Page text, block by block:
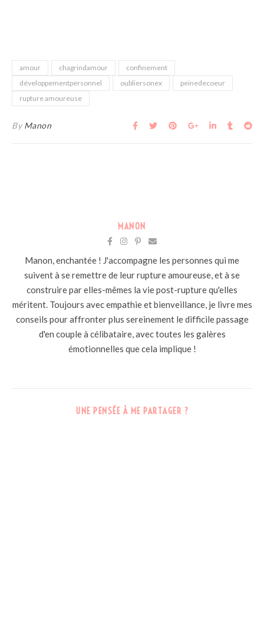
amour chagrindamour
confinement
développementpersonnel
oubliersonex
peinedecoeur
rupture amoureuse
ByManon
MANON
Manon, enchantée ! J'accompagne les personnes qui me
suivent à se remettre de leur rupture amoureuse, et à se
construire par elles-mêmes la vie post-rupture qu'elles
méritent. Toujours avec empathie et bienveillance, je livre mes
conseils pour affronter plus sereinement le difficile passage
d'en couple à célibataire, avec toutes les galères
émotionnelles que cela implique !
UNE PENSÉE À ME PARTAGER ?